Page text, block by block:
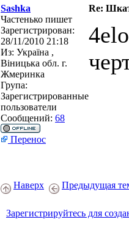
Sashka
Re:
Частенько пишет
Зарегистрирован:
28/11/2010 21:18
Из: Україна ,
Віницька обл. г.
Жмеринка
Група:
Зарегистрированные
пользователи
Сообщений: 68
Перенос
Наверх Предыдущая
Зарегистрируйтесь для